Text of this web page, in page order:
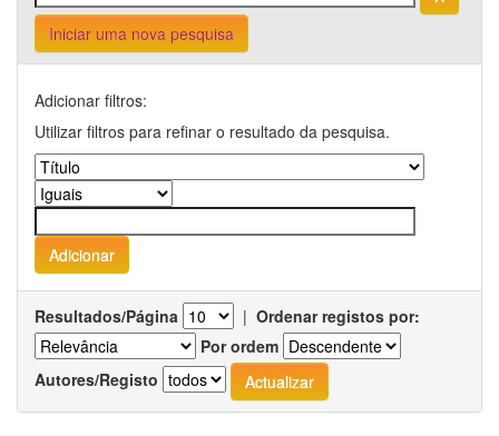
Iniciar uma nova pesquisa
Adicionar filtros:
Utilizar filtros para refinar o resultado da pesquisa.
Resultados/Página | Ordenar registos por:
Por ordem
Autores/Registo